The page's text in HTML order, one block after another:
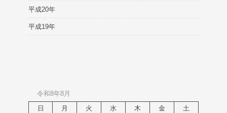
平成20年
平成19年
令和8年8月
日
月 火 水 木 金
土